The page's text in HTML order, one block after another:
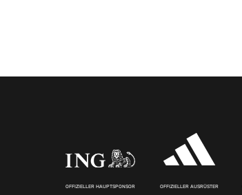
OFFIZIELLER HAUPTSPONSOR OFFIZIELLER AUSRÜSTER